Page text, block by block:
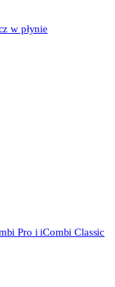
w płynie
Pro i iCombi Classic